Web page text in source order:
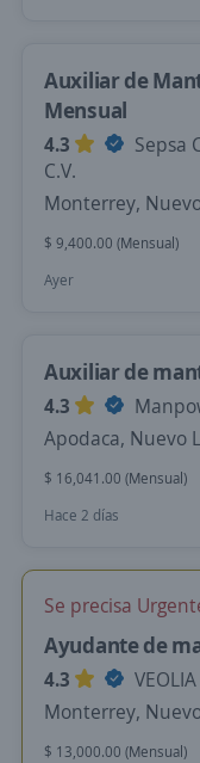
Auxiliar de
Mensual
4.3
Sepsa
C.V.
Monterrey,
$ 9,400.00 (Mensual)
Ayer
Auxiliar de
4.3
Apodaca, Nuevo
$ 16,041.00 (Mensual)
Hace 2 días
Se precisa
Ayudante de
4.3
Monterrey,
$ 13,000.00 (Mensual)